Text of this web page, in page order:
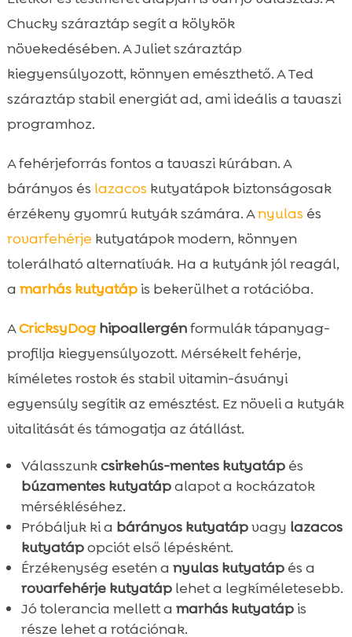
Chucky száraztáp segít a kölykök
növekedésében. A Juliet száraztáp
kiegyensúlyozott, könnyen emészthető. A Ted
száraztáp stabil energiát ad, ami ideális a tavaszi
programhoz.
A fehérjeforrás fontos a tavaszi kúrában. A
bárányos és lazacos kutyatápok biztonságosak
érzékeny gyomrú kutyák számára. Anyulas és
rovarfehérje kutyatápok modern, könnyen
tolerálható alternatívák. Ha a kutyánk jól reagál,
a marhás kutyatápis bekerülhet a rotációba.
ACricksyDoghipoallergénformulák tápanyag-
profilja kiegyensúlyozott. Mérsékelt fehérje,
kíméletes rostok és stabil vitamin-ásványi
egyensúly segítik az emésztést. Ez növeli a kutyák
vitalitását és támogatja az átállást.
Válasszunkcsirkehús-mentes kutyatápés
búzamentes kutyatápalapot a kockázatok
mérsékléséhez.
Próbáljuk ki a bárányos kutyatápvagy lazacos
kutyatápopciót első lépésként.
Érzékenység esetén a nyulas kutyatápés a
rovarfehérje kutyatáplehet a legkíméletesebb.
Jó tolerancia mellett a marhás kutyatápis
része lehet a rotációnak.